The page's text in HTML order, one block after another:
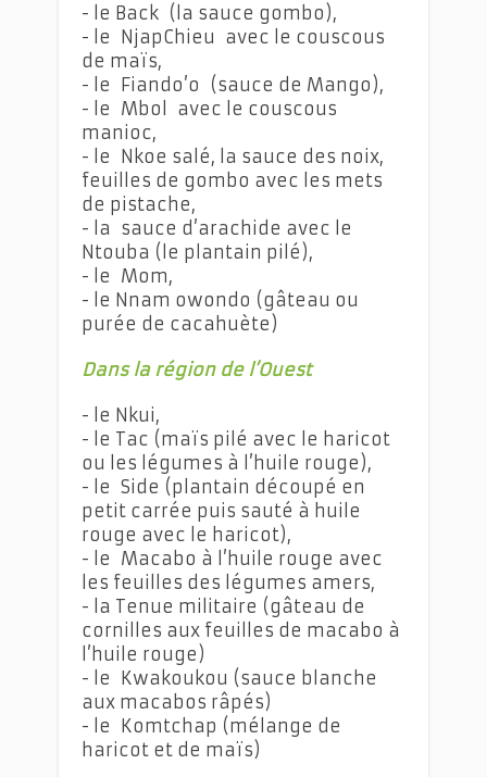
- le Back (la sauce gombo),
- le NjapChieu avec le couscous
de maïs,
- le Fiando’o (sauce de Mango),
- le Mbol avec le couscous
manioc,
- le Nkoe salé, la sauce des noix,
feuilles de gombo avec les mets
de pistache,
- la sauce d’arachide avec le
Ntouba (le plantain pilé),
- le Mom,
- le Nnam owondo (gâteau ou
purée de cacahuète)
Dans la région de l’Ouest
- le Nkui,
- le Tac (maïs pilé avec le haricot
ou les légumes à l’huile rouge),
- le Side (plantain découpé en
petit carrée puis sauté à huile
rouge avec le haricot),
- le Macabo à l’huile rouge avec
les feuilles des légumes amers,
- la Tenue militaire (gâteau de
cornilles aux feuilles de macabo à
l’huile rouge)
- le Kwakoukou (sauce blanche
aux macabos râpés)
- le Komtchap (mélange de
haricot et de maïs)